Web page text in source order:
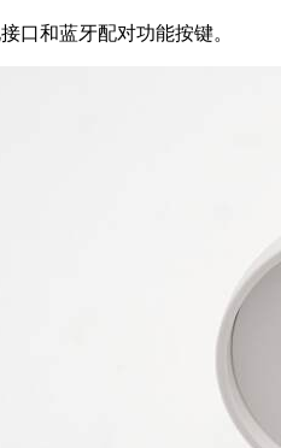
口和蓝牙配对功能按键。